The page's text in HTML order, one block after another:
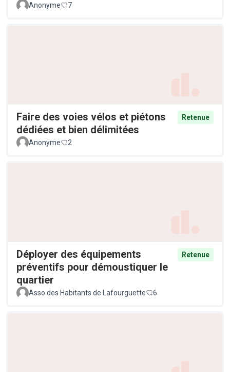
Anonyme 7
Faire des voies vélos et piétons
dédiées et bien délimitées
Retenue
Anonyme 2
Déployer des équipements
préventifs pour démoustiquer le
quartier
Retenue
Asso des Habitants de Lafourguette 6